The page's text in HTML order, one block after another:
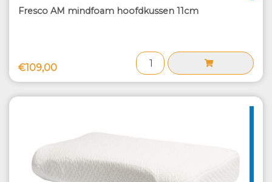
Fresco AM mindfoam hoofdkussen 11cm
€109,00